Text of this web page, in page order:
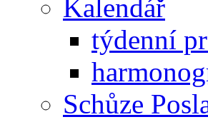
Kalendář
týdenní
Schůze